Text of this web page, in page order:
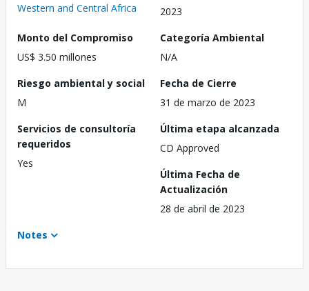
Western and Central Africa
2023
Monto del Compromiso
US$ 3.50 millones
Categoría Ambiental
N/A
Riesgo ambiental y social
M
Fecha de Cierre
31 de marzo de 2023
Servicios de consultoría
requeridos
Yes
Última etapa alcanzada
CD Approved
Última Fecha de
Actualización
28 de abril de 2023
Notes